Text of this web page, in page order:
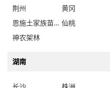
荆州
黄冈
恩施土家族苗族自治州 仙桃
神农架林
湖南